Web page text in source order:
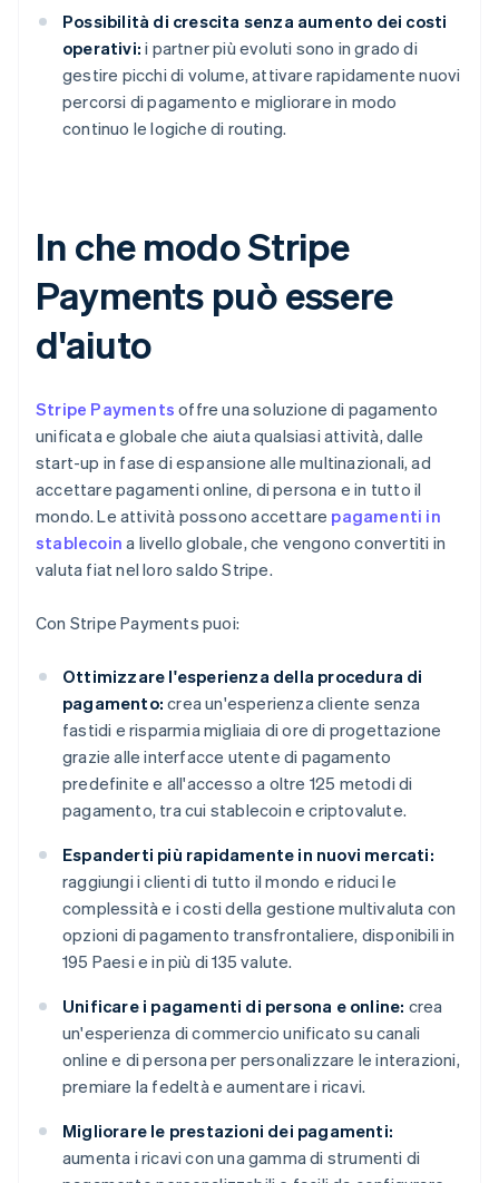
Possibilità di crescita senza aumento dei costi
operativi: i partner più evoluti sono in grado di
gestire picchi di volume, attivare rapidamente nuovi
percorsi di pagamento e migliorare in modo
continuo le logiche di routing.
In che modo Stripe
Payments può essere
d'aiuto
Stripe Payments offre una soluzione di pagamento
unificata e globale che aiuta qualsiasi attività, dalle
start-up in fase di espansione alle multinazionali, ad
accettare pagamenti online, di persona e in tutto il
mondo. Le attività possono accettare pagamenti in
stablecoin a livello globale, che vengono convertiti in
valuta fiat nel loro saldo Stripe.
Con Stripe Payments puoi:
Ottimizzare l'esperienza della procedura di
pagamento: crea un'esperienza cliente senza
fastidi e risparmia migliaia di ore di progettazione
grazie alle interfacce utente di pagamento
predefinite e all'accesso a oltre 125 metodi di
pagamento, tra cui stablecoin e criptovalute.
Espanderti più rapidamente in nuovi mercati:
raggiungi i clienti di tutto il mondo e riduci le
complessità e i costi della gestione multivaluta con
opzioni di pagamento transfrontaliere, disponibili in
195 Paesi e in più di 135 valute.
Unificare i pagamenti di persona e online: crea
un'esperienza di commercio unificato su canali
online e di persona per personalizzare le interazioni,
premiare la fedeltà e aumentare i ricavi.
Migliorare le prestazioni dei pagamenti:
aumenta i ricavi con una gamma di strumenti di